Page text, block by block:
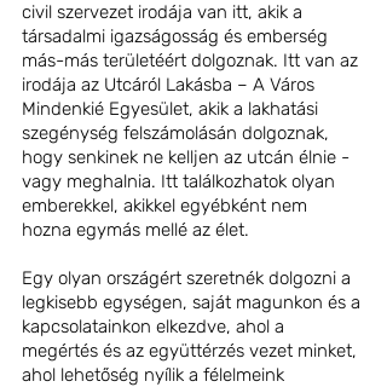
civil szervezet irodája van itt, akik a
társadalmi igazságosság és emberség
más-más területéért dolgoznak. Itt van az
irodája az Utcáról Lakásba – A Város
Mindenkié Egyesület, akik a lakhatási
szegénység felszámolásán dolgoznak,
hogy senkinek ne kelljen az utcán élnie -
vagy meghalnia. Itt találkozhatok olyan
emberekkel, akikkel egyébként nem
hozna egymás mellé az élet.
Egy olyan országért szeretnék dolgozni a
legkisebb egységen, saját magunkon és a
kapcsolatainkon elkezdve, ahol a
megértés és az együttérzés vezet minket,
ahol lehetőség nyílik a félelmeink